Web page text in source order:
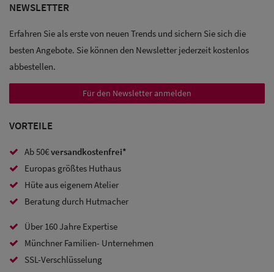
Sale: Caps
Sale:
Baseball
Caps
Caps
Sale:
Trucker
Caps
Sale: Caps
mit
Ohrenschutz
NEWSLETTER
Erfahren Sie als erste von neuen Trends und sichern Sie sich die
besten Angebote. Sie können den Newsletter jederzeit kostenlos
abbestellen.
Für den Newsletter anmelden
VORTEILE
Ab 50€versandkostenfrei*
Europas größtes Huthaus
Hüte aus eigenem Atelier
Beratung durch Hutmacher
Über 160 Jahre Expertise
Münchner Familien- Unternehmen
SSL-Verschlüsselung